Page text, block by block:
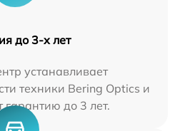
до 3-х лет
устанавливает
техники Bering Optics и
гарантию до 3 лет.